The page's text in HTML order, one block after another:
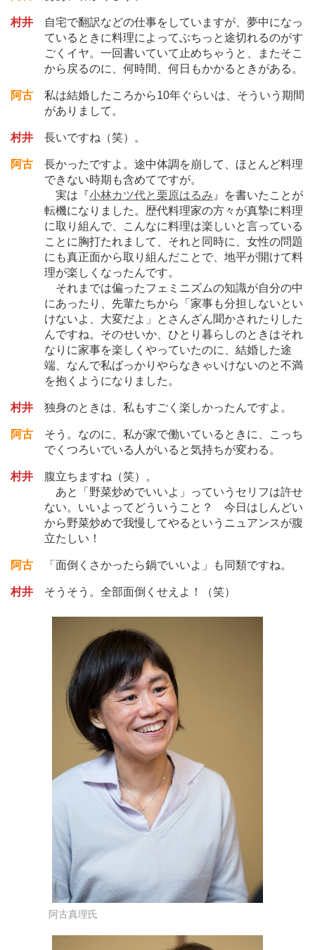
村井
自宅で翻訳などの仕事をしていますが、夢中になっ
ているときに料理によってぶちっと途切れるのがす
ごくイヤ。一回書いていて止めちゃうと、またそこ
から戻るのに、何時間、何日もかかるときがある。
阿古 私は結婚したころから10年ぐらいは、そういう期間
がありまして。
村井 長いですね（笑）。
阿古 長かったですよ。途中体調を崩して、ほとんど料理
できない時期も含めてですが。
実は『小林カツ代と栗原はるみ 』を書いたことが
転機になりました。歴代料理家の方々が真摯に料理
に取り組んで、こんなに料理は楽しいと言っている
ことに胸打たれまして、それと同時に、女性の問題
にも真正面から取り組んだことで、地平が開けて料
理が楽しくなったんです。
それまでは偏ったフェミニズムの知識が自分の中
にあったり、先輩たちから「家事も分担しないとい
けないよ、大変だよ」とさんざん聞かされたりした
んですね。そのせいか、ひとり暮らしのときはそれ
なりに家事を楽しくやっていたのに、結婚した途
端、なんで私ばっかりやらなきゃいけないのと不満
を抱くようになりました。
村井 独身のときは、私もすごく楽しかったんですよ。
阿古 そう。なのに、私が家で働いているときに、こっち
でくつろいでいる人がいると気持ちが変わる。
村井 腹立ちますね（笑）。
あと「野菜炒めでいいよ」っていうセリフは許せ
ない。いいよってどういうこと？ 今日はしんどい
から野菜炒めで我慢してやるというニュアンスが腹
立たしい！
阿古 「面倒くさかったら鍋でいいよ」も同類ですね。
村井 そうそう。全部面倒くせえよ！（笑）
阿古真理氏